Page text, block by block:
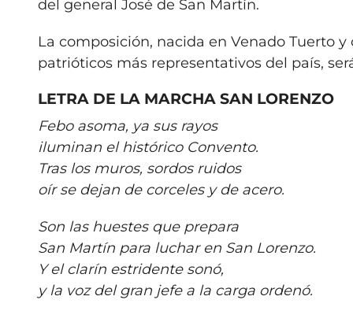
del general José de San Martín.
La composición, nacida en Venado Tuerto
patrióticos más representativos del país,
LETRA DE LA MARCHA SAN LORENZO
Febo asoma, ya sus rayos
iluminan el histórico Convento.
Tras los muros, sordos ruidos
oír se dejan de corceles y de acero.
Son las huestes que prepara
San Martín para luchar en San Lorenzo.
Y el clarín estridente sonó,
y la voz del gran jefe a la carga ordenó.